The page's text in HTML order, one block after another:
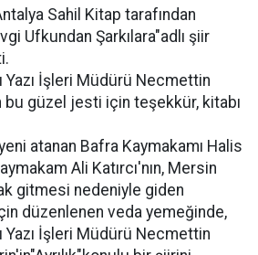
Sahil Kitap tarafından
Ufkundan Şarkılara"adlı şiir
Yazı İşleri Müdürü Necmettin
bu güzel jesti için teşekkür, kitabı
atanan Bafra Kaymakamı Halis
Ali Katırcı'nın, Mersin
gitmesi nedeniyle giden
düzenlenen veda yemeğinde,
Yazı İşleri Müdürü Necmettin